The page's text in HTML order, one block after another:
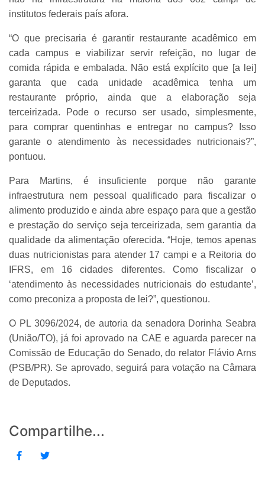
institutos federais país afora.
“O que precisaria é garantir restaurante acadêmico em
cada campus e viabilizar servir refeição, no lugar de
comida rápida e embalada. Não está explícito que [a lei]
garanta que cada unidade acadêmica tenha um
restaurante próprio, ainda que a elaboração seja
terceirizada. Pode o recurso ser usado, simplesmente,
para comprar quentinhas e entregar no campus? Isso
garante o atendimento às necessidades nutricionais?”,
pontuou.
Para Martins, é insuficiente porque não garante
infraestrutura nem pessoal qualificado para fiscalizar o
alimento produzido e ainda abre espaço para que a gestão
e prestação do serviço seja terceirizada, sem garantia da
qualidade da alimentação oferecida. “Hoje, temos apenas
duas nutricionistas para atender 17 campi e a Reitoria do
IFRS, em 16 cidades diferentes. Como fiscalizar o
‘atendimento às necessidades nutricionais do estudante’,
como preconiza a proposta de lei?”, questionou.
O PL 3096/2024, de autoria da senadora Dorinha Seabra
(União/TO), já foi aprovado na CAE e aguarda parecer na
Comissão de Educação do Senado, do relator Flávio Arns
(PSB/PR). Se aprovado, seguirá para votação na Câmara
de Deputados.
Compartilhe...